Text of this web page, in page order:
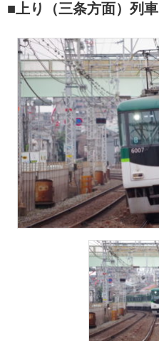
■上り（三条方面）列車